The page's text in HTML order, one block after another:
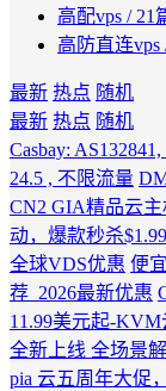
高配vps / 21
高防直连vps
最新 热点 随机
最新 热点 随机
Casbay:
24.5 , 不限流量
CN2 GIA精品云
动，爆款秒杀
全球VDS优惠 便
荐_2026最新优惠
11.99美元起-
全新上线 全场景
pia 云五周年大促